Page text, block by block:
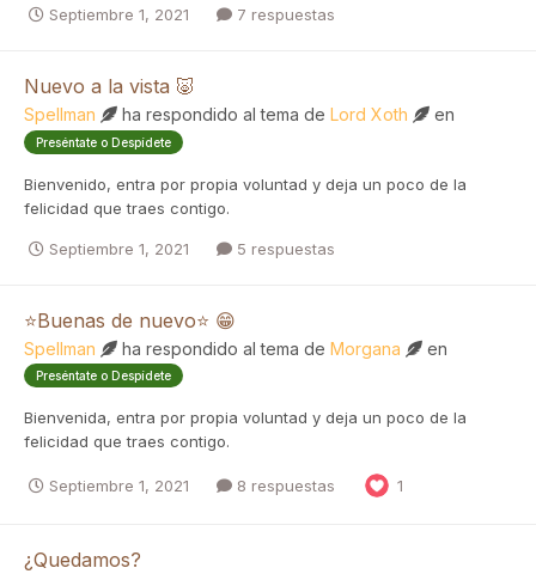
Septiembre 1, 2021 7 respuestas
Nuevo a la vista 🐷
Spellman ha respondido al tema de Lord Xoth en
Preséntate o Despídete
Bienvenido, entra por propia voluntad y deja un poco de la
felicidad que traes contigo.
Septiembre 1, 2021 5 respuestas
⭐Buenas de nuevo⭐ 😁
Spellman ha respondido al tema de Morgana en
Preséntate o Despídete
Bienvenida, entra por propia voluntad y deja un poco de la
felicidad que traes contigo.
Septiembre 1, 2021 8 respuestas 1
¿Quedamos?